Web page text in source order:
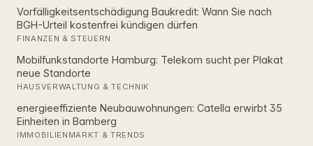
Vorfälligkeitsentschädigung Baukredit: Wann Sie nach
BGH-Urteil kostenfrei kündigen dürfen
FINANZEN & STEUERN
Mobilfunkstandorte Hamburg: Telekom sucht per Plakat
neue Standorte
HAUSVERWALTUNG & TECHNIK
energieeffiziente Neubauwohnungen: Catella erwirbt 35
Einheiten in Bamberg
IMMOBILIENMARKT & TRENDS